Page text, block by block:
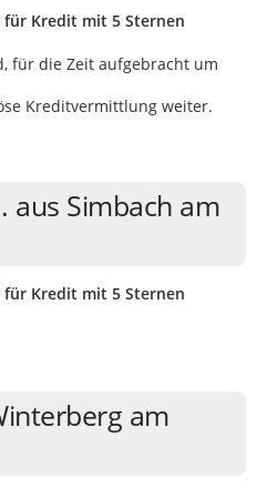
Kredit mit 5 Sternen
für die Zeit aufgebracht um
Kreditvermittlung weiter.
aus Simbach am
Kredit mit 5 Sternen
am